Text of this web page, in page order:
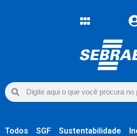
Todos SGF Sustentabilidade